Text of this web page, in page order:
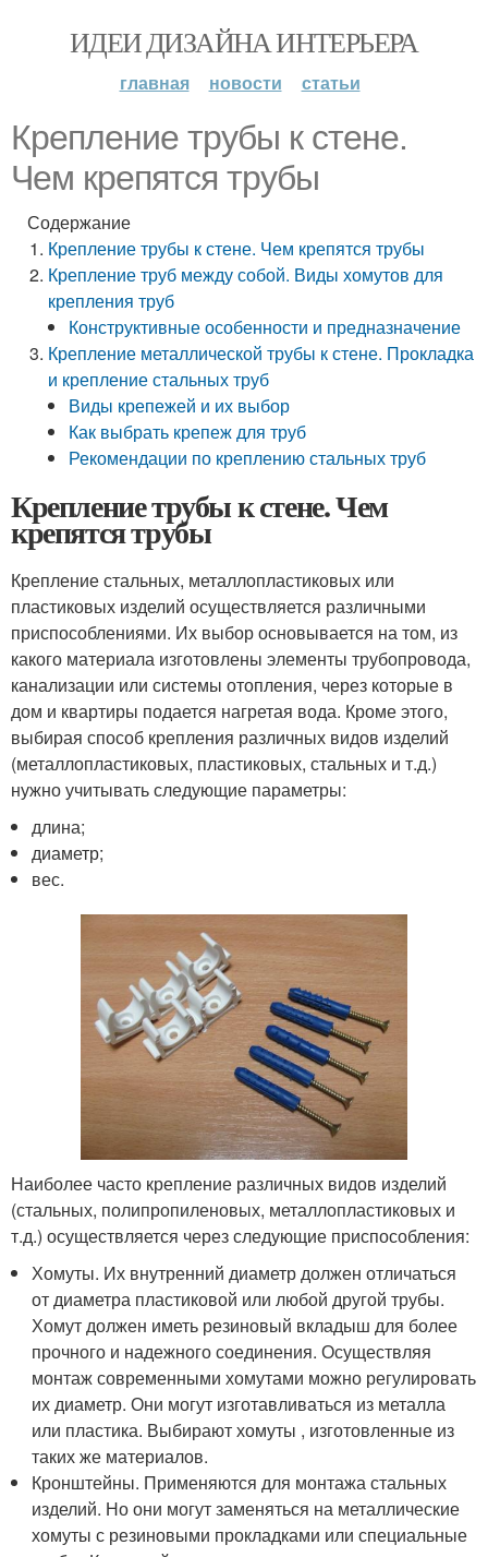
ИДЕИ ДИЗАЙНА ИНТЕРЬЕРА
главная новости статьи
Крепление трубы к стене.
Чем крепятся трубы
Содержание
Крепление трубы к стене. Чем крепятся трубы
Крепление труб между собой. Виды хомутов для
крепления труб
Конструктивные особенности и предназначение
Крепление металлической трубы к стене. Прокладка
и крепление стальных труб
Виды крепежей и их выбор
Как выбрать крепеж для труб
Рекомендации по креплению стальных труб
Крепление трубы к стене. Чем
крепятся трубы
Крепление стальных, металлопластиковых или
пластиковых изделий осуществляется различными
приспособлениями. Их выбор основывается на том, из
какого материала изготовлены элементы трубопровода,
канализации или системы отопления, через которые в
дом и квартиры подается нагретая вода. Кроме этого,
выбирая способ крепления различных видов изделий
(металлопластиковых, пластиковых, стальных и т.д.)
нужно учитывать следующие параметры:
длина;
диаметр;
вес.
Наиболее часто крепление различных видов изделий
(стальных, полипропиленовых, металлопластиковых и
т.д.) осуществляется через следующие приспособления:
Хомуты. Их внутренний диаметр должен отличаться
от диаметра пластиковой или любой другой трубы.
Хомут должен иметь резиновый вкладыш для более
прочного и надежного соединения. Осуществляя
монтаж современными хомутами можно регулировать
их диаметр. Они могут изготавливаться из металла
или пластика. Выбирают хомуты , изготовленные из
таких же материалов.
Кронштейны. Применяются для монтажа стальных
изделий. Но они могут заменяться на металлические
хомуты с резиновыми прокладками или специальные